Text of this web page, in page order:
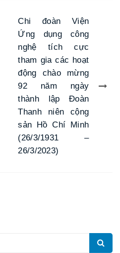
Chi đoàn Viện
Ứng dụng công
nghệ tích cực
tham gia các hoạt
động chào mừng
92 năm ngày
thành lập Đoàn
Thanh niên cộng
sản Hồ Chí Minh
(26/3/1931 –
26/3/2023)